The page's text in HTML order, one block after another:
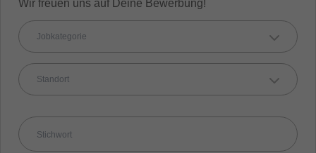
Wir freuen uns auf Deine Bewerbung!
Jobkategorie
Standort